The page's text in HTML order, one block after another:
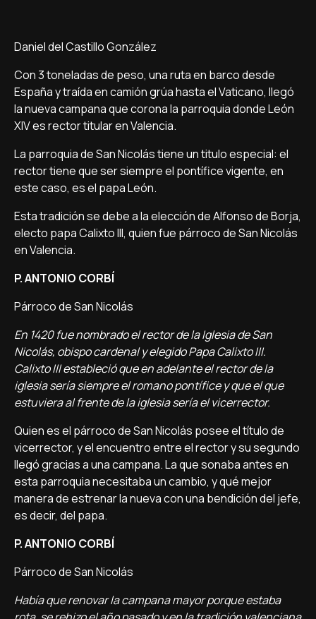
Daniel del Castillo González
Con 3 toneladas de peso, una ruta en barco desde
España y traída en camión grúa hasta el Vaticano, llegó
la nueva campana que corona la parroquia donde León
XIV es rector titular en Valencia.
La parroquia de San Nicolás tiene un titulo especial: el
rector tiene que ser siempre el pontífice vigente, en
este caso, es el papa León.
Esta tradición se debe a la elección de Alfonso de Borja,
electo papa Calixto III, quien fue párroco de San Nicolás
en Valencia.
P. ANTONIO CORBÍ
Párroco de San Nicolás
En 1420 fue nombrado el rector de la Iglesia de San
Nicolás, obispo cardenal y elegido Papa Calixto III.
Calixto III estableció que en adelante el rector de la
iglesia sería siempre el romano pontífice y que el que
estuviera al frente de la iglesia sería el vicerrector.
Quien es el párroco de San Nicolás posee el título de
vicerrector, y el encuentro entre el rector y su segundo
llegó gracias a una campana. La que sonaba antes en
esta parroquia necesitaba un cambio, y qué mejor
manera de estrenar la nueva con una bendición del jefe,
es decir, del papa.
P. ANTONIO CORBÍ
Párroco de San Nicolás
Había que renovar la campana mayor porque estaba